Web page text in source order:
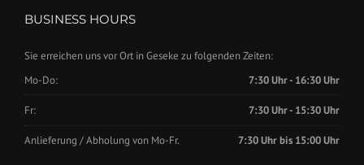
BUSINESS HOURS
Sie erreichen uns vor Ort in Geseke zu folgenden Zeiten:
Mo-Do:
7:30 Uhr - 16:30 Uhr
Fr: 7:30 Uhr - 15:30 Uhr
Anlieferung / Abholung von Mo-Fr. 7:30 Uhr bis 15:00 Uhr